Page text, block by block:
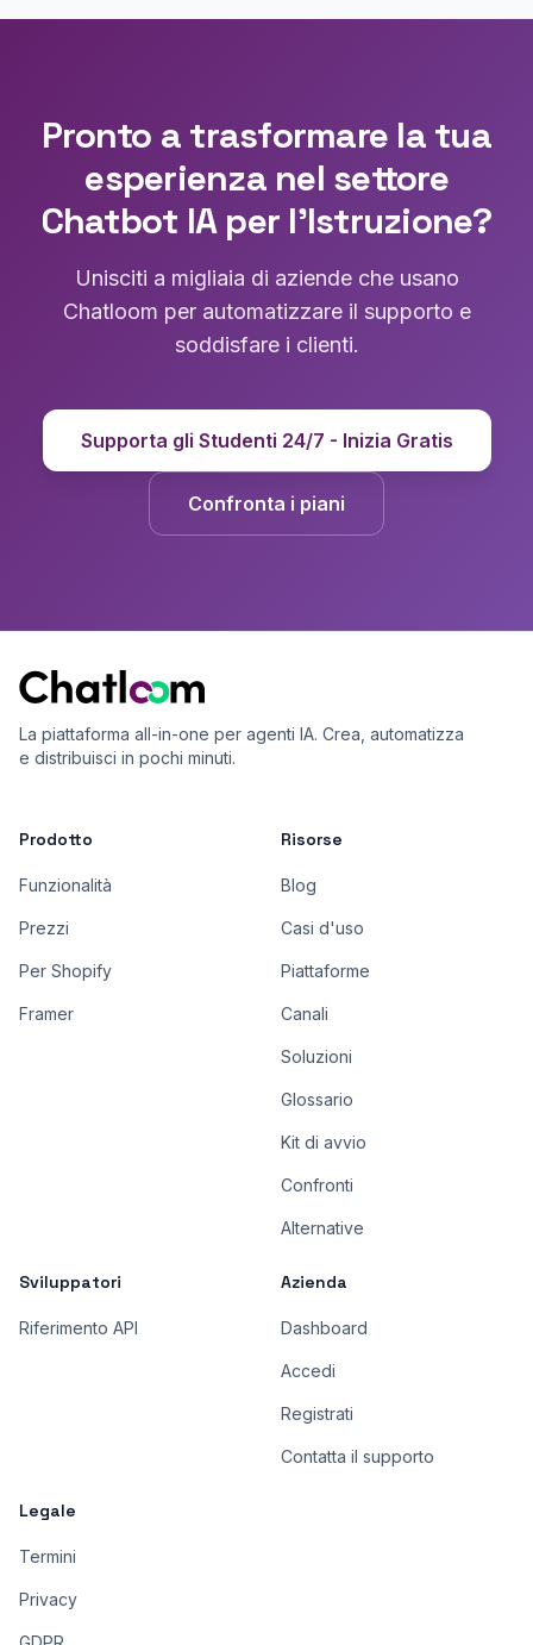
Pronto a trasformare la tua
esperienza nel settore
Chatbot IA per l'Istruzione?
Unisciti a migliaia di aziende che usano
Chatloom per automatizzare il supporto e
soddisfare i clienti.
Supporta gli Studenti 24/7 - Inizia Gratis
Confronta i piani
La piattaforma all-in-one per agenti IA. Crea, automatizza
e distribuisci in pochi minuti.
Prodotto
Funzionalità
Prezzi
Per Shopify
Framer
Risorse
Blog
Casi d'uso
Piattaforme
Canali
Soluzioni
Glossario
Kit di avvio
Confronti
Alternative
Sviluppatori
Riferimento API
Azienda
Dashboard
Accedi
Registrati
Contatta il supporto
Legale
Termini
Privacy